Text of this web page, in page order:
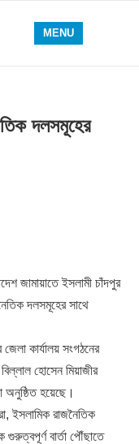
MENU
দলসমূহের
জামায়াতে ইসলামী চাঁদপুর
দলসমূহের সাথে
কার্যালয় সংগঠনের
হোসেন মিয়াজীর
অনুষ্ঠিত হয়েছে।
ইসলামিক রাজনৈতিক
বার্তা পৌঁছাতে